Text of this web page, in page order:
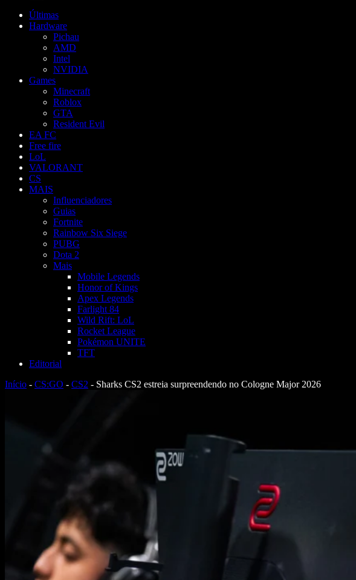
Últimas
Hardware
Pichau
AMD
Intel
NVIDIA
Games
Minecraft
Roblox
GTA
Resident Evil
EA FC
Free fire
LoL
VALORANT
CS
MAIS
Influenciadores
Guias
Fortnite
Rainbow Six Siege
PUBG
Dota 2
Mais
Mobile Legends
Honor of Kings
Apex Legends
Farlight 84
Wild Rift: LoL
Rocket League
Pokémon UNITE
TFT
Editorial
Início - CS:GO - CS2 - Sharks CS2 estreia surpreendendo no Cologne Major 2026